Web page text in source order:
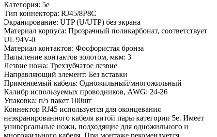
Категория: 5е
Тип коннектора: RJ45/8P8C
Экранирование: UTP (U/UTP) без экрана
Материал корпуса: Прозрачный поликарбонат, соответствует
UL 94V-0
Материал контактов: Фосфористая бронза
Напыление контактов золотом, мкм: 3
Лезвие ножа: Трехзубчатое лезвие
Направляющий элемент: Без вставки
Применяемый кабель: Одножильный/многожильный
Калибр используемых проводников, AWG: 24-26
Упаковка: п/э пакет 100шт
Коннектор RJ45 используется для оконцевания
неэкранированного кабеля витой пары категории 5е. Имеет
универсальные ножи, подходящие для одножильного и